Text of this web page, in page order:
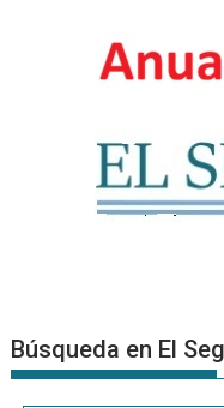
Búsqueda en El